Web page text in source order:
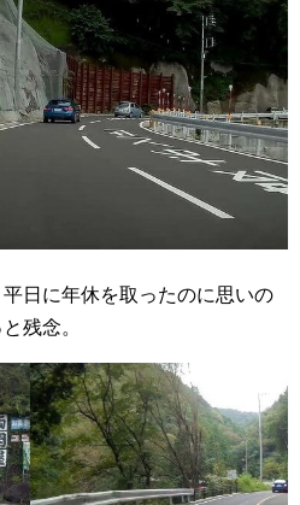
日に年休を取ったのに思いの
残念。